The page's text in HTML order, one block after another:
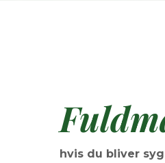
hvis du bliver